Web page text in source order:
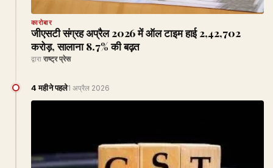
कारोबार
जीएसटी संग्रह अप्रैल 2026 में ऑल टाइम हाई ₹2,42,702
करोड़, सालाना 8.7% की बढ़त
द्वारा राष्ट्र प्रेस
4 महीने पहले1 अप्रैल 2026